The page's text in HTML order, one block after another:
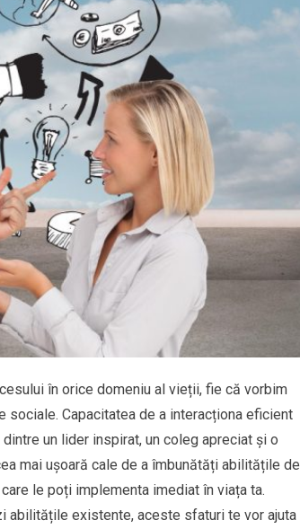
în orice domeniu al vieții, fie că vorbim
Capacitatea de a interacționa eficient
un lider inspirat, un coleg apreciat și o
mai ușoară cale de a îmbunătăți abilitățile de
le poți implementa imediat în viața ta.
abilitățile existente, aceste sfaturi te vor ajuta